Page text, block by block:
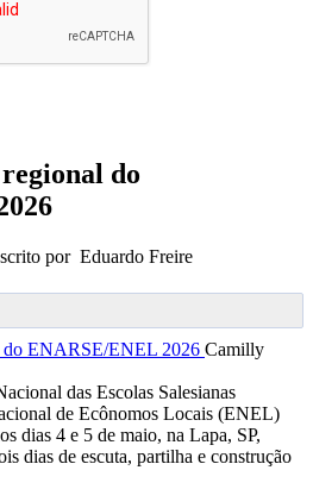
do
por Eduardo Freire
Camilly
das Escolas Salesianas
de Ecônomos Locais (ENEL)
dias 4 e 5 de maio, na Lapa, SP,
dias de escuta, partilha e construção